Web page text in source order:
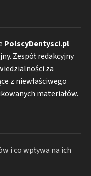
PolscyDentysci.pl
Zespół redakcyjny
za
z niewłaściwego
materiałów.
i co wpływa na ich